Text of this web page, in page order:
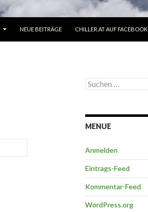
NEUE BEITRÄGE CHILLER.AT AUF FACEBOOK
Suchen
nach:
MENUE
Anmelden
Eintrags-Feed
Kommentar-Feed
WordPress.org